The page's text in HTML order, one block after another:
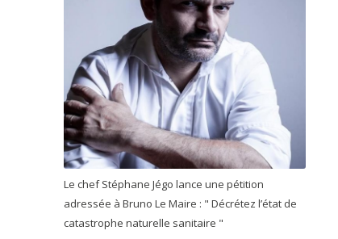
Le chef Stéphane Jégo lance une pétition
adressée à Bruno Le Maire : " Décrétez l’état de
catastrophe naturelle sanitaire "